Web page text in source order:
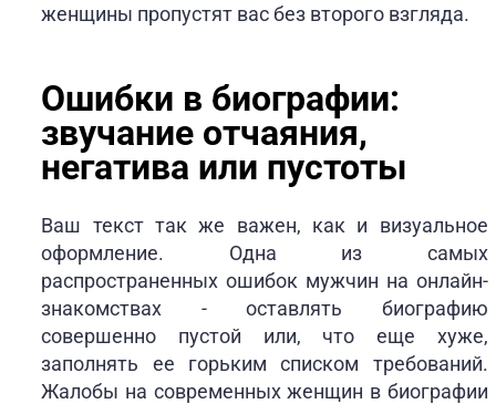
женщины пропустят вас без второго взгляда.
Ошибки в биографии:
звучание отчаяния,
негатива или пустоты
Ваш текст так же важен, как и визуальное
оформление. Одна из самых
распространенных ошибок мужчин на онлайн-
знакомствах - оставлять биографию
совершенно пустой или, что еще хуже,
заполнять ее горьким списком требований.
Жалобы на современных женщин в биографии